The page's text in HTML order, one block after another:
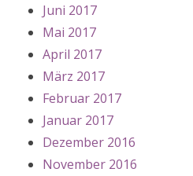
Juni 2017
Mai 2017
April 2017
März 2017
Februar 2017
Januar 2017
Dezember 2016
November 2016